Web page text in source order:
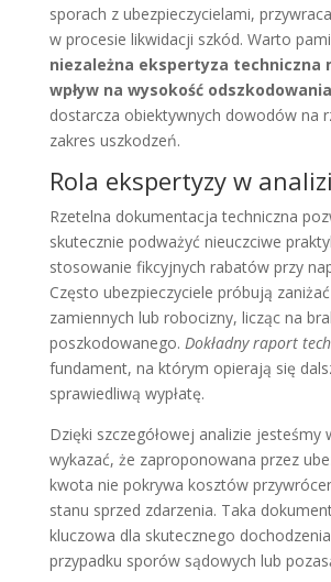
sporach z ubezpieczycielami,
w procesie likwidacji szkód. Warto
niezależna ekspertyza techniczna
wpływ na wysokość odszkodowania
dostarcza obiektywnych dowodów na
zakres uszkodzeń.
Rola ekspertyzy w
Rzetelna dokumentacja techniczna
skutecznie podważyć nieuczciwe
stosowanie fikcyjnych rabatów przy
Często ubezpieczyciele próbują
zamiennych lub robocizny, licząc na
poszkodowanego. Dokładny raport
fundament, na którym opierają się
sprawiedliwą wypłatę.
Dzięki szczegółowej analizie jesteśmy
wykazać, że zaproponowana przez
kwota nie pokrywa kosztów
stanu sprzed zdarzenia. Taka
kluczowa dla skutecznego
przypadku sporów sądowych lub